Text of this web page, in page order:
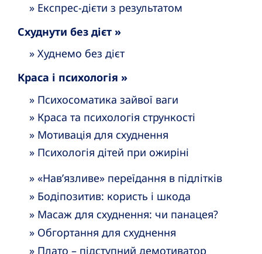
» Експрес-дієти з результатом
Схуднути без дієт »
» Худнемо без дієт
Краса і психологія »
» Психосоматика зайвої ваги
» Краса та психологія стрункості
» Мотивація для схуднення
» Психологія дітей при ожиріні
» «Нав’язливе» переїдання в підлітків
» Бодіпозитив: користь і шкода
» Масаж для схуднення: чи панацея?
» Обгортання для схуднення
» Плато – підступний демотиватор